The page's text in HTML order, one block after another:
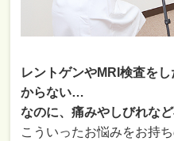
レントゲンやMRI検査を
からない…
なのに、痛みやしびれな
こういったお悩みをお持